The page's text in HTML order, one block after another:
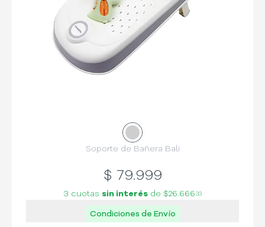
Soporte de Bañera Bali
$ 79.999
3 cuotas sin interés de $26.666 33
Condiciones de Envío